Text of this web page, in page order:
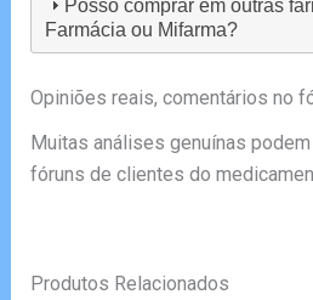
Posso comprar em outras
Farmácia ou Mifarma?
Opiniões reais, comentários no
Muitas análises genuínas
fóruns de clientes do
Produtos Relacionados